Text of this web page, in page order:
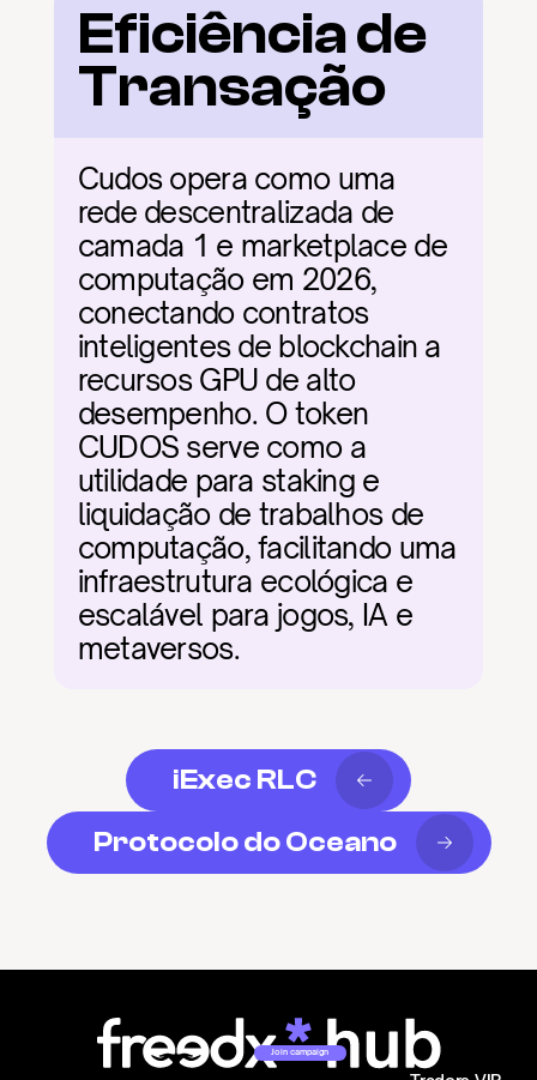
Eficiência de
Transação
Cudos opera como uma
rede descentralizada de
camada 1 e marketplace de
computação em 2026,
conectando contratos
inteligentes de blockchain a
recursos GPU de alto
desempenho. O token
CUDOS serve como a
utilidade para staking e
liquidação de trabalhos de
computação, facilitando uma
infraestrutura ecológica e
escalável para jogos, IA e
metaversos.
iExec RLC
Protocolo do Oceano
Join campaign